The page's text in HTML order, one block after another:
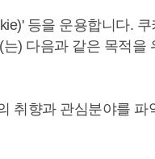
등을 운용합니다.
) 다음과 같은 목적을
취향과 관심분야를